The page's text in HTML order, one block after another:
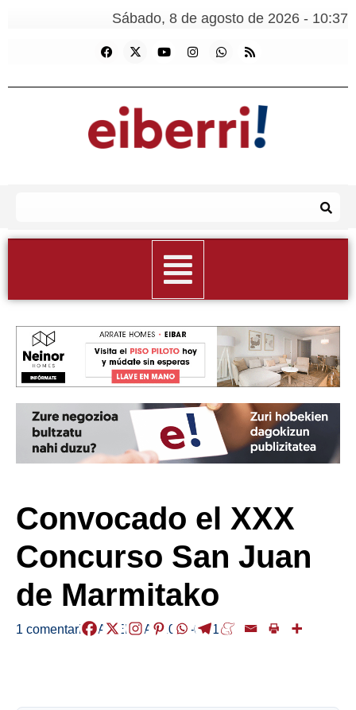
Sábado, 8 de agosto de 2026 - 10:37
Convocado el XXX
Concurso San Juan
de Marmitako
1 comentario /AGENDA /2025-06-11